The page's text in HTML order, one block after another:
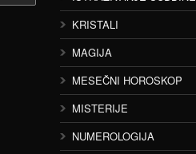
KRISTALI
MAGIJA
MESEČNI HOROSKOP
MISTERIJE
NUMEROLOGIJA